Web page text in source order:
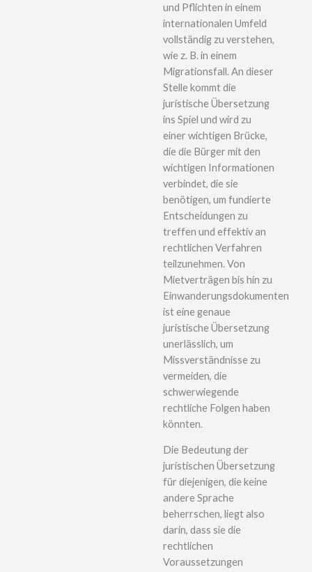
und Pflichten in einem
internationalen Umfeld
vollständig zu verstehen,
wie z. B. in einem
Migrationsfall. An dieser
Stelle kommt die
juristische Übersetzung
ins Spiel und wird zu
einer wichtigen Brücke,
die die Bürger mit den
wichtigen Informationen
verbindet, die sie
benötigen, um fundierte
Entscheidungen zu
treffen und effektiv an
rechtlichen Verfahren
teilzunehmen. Von
Mietverträgen bis hin zu
Einwanderungsdokumenten
ist eine genaue
juristische Übersetzung
unerlässlich, um
Missverständnisse zu
vermeiden, die
schwerwiegende
rechtliche Folgen haben
könnten.
Die Bedeutung der
juristischen Übersetzung
für diejenigen, die keine
andere Sprache
beherrschen, liegt also
darin, dass sie die
rechtlichen
Voraussetzungen